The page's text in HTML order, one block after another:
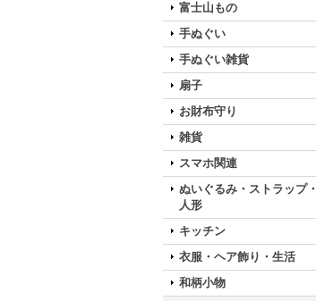
富士山もの
手ぬぐい
手ぬぐい雑貨
扇子
お財布守り
雑貨
スマホ関連
ぬいぐるみ・ストラップ・
人形
キッチン
衣服・ヘア飾り・生活
和柄小物